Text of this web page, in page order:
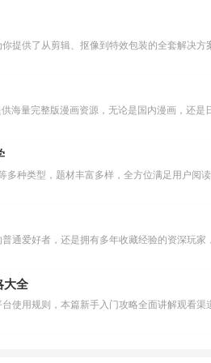
提供了从剪辑、抠像到特效包装的全套解决
种类型，题材丰富多样，全方位满足用户阅
大全